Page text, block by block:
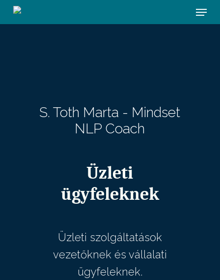
Skip
Menu
S. Toth Marta - Mindset
NLP Coach
Üzleti
ügyfeleknek
Üzleti szolgáltatások
vezetőknek és vállalati
ügyfeleknek.